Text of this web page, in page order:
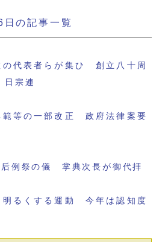
の記事一覧
の代表者らが集ひ 創立八十周
宗連
範等の一部改正 政府法律案要
后例祭の儀 掌典次長が御代拝
明るくする運動 今年は認知度